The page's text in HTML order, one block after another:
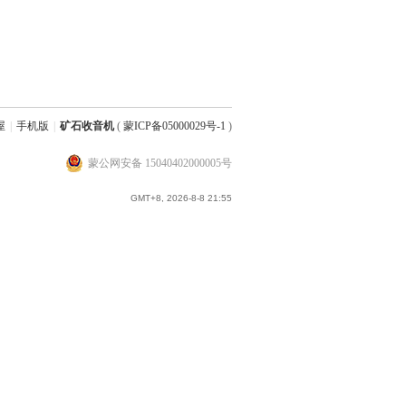
手机版 矿石收音机( 蒙ICP备05000029号-1 )
蒙公网安备 15040402000005号
GMT+8, 2026-8-8 21:55